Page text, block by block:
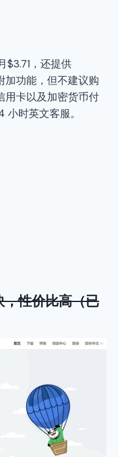
$3.71，还提供
加功能，但不建议购
用卡以及加密货币付
时英文客服。
性价比高（已